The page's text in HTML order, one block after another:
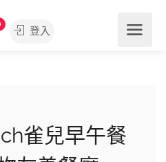
登入
雀兒早午餐